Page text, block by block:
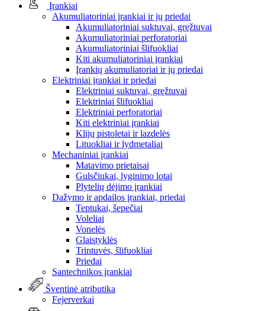
Įrankiai
Akumuliatoriniai įrankiai ir jų priedai
Akumuliatoriniai suktuvai, gręžtuvai
Akumuliatoriniai perforatoriai
Akumuliatoriniai šlifuokliai
Kiti akumuliatoriniai įrankiai
Įrankių akumuliatoriai ir jų priedai
Elektriniai įrankiai ir priedai
Elektriniai suktuvai, gręžtuvai
Elektriniai šlifuokliai
Elektriniai perforatoriai
Kiti elektriniai įrankiai
Klijų pistoletai ir lazdelės
Lituokliai ir lydmetaliai
Mechaniniai įrankiai
Matavimo prietaisai
Gulsčiukai, lyginimo lotai
Plytelių dėjimo įrankiai
Dažymo ir apdailos įrankiai, priedai
Teptukai, šepečiai
Voleliai
Vonelės
Glaistyklės
Trintuvės, šlifuokliai
Priedai
Santechnikos įrankiai
Šventinė atributika
Fejerverkai